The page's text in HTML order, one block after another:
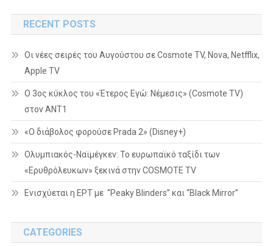
RECENT POSTS
Οι νέες σειρές του Αυγούστου σε Cosmote TV, Nova, Netfflix,
Apple TV
Ο 3ος κύκλος του «Έτερος Εγώ: Νέμεσις» (Cosmote TV)
στον ΑΝΤ1
«Ο διάβολος φορούσε Prada 2» (Disney+)
Ολυμπιακός-Ναϊμέγκεν: Το ευρωπαϊκό ταξίδι των
«Ερυθρόλευκων» ξεκινά στην COSMOTE TV
Ενισχύεται η ΕΡΤ με “Peaky Blinders” και “Black Mirror”
CATEGORIES